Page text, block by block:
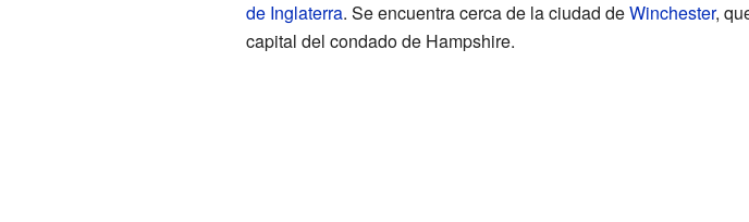
de Inglaterra. Se encuentra cerca de la ciudad deWinchester,
capital del condado de Hampshire.